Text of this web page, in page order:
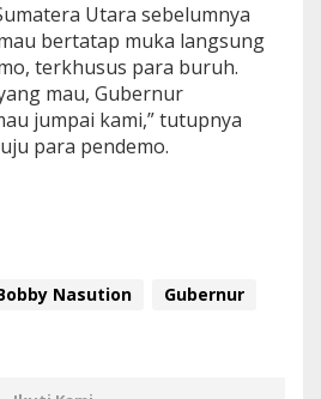
Utara sebelumnya
bertatap muka langsung
terkhusus para buruh.
mau, Gubernur
jumpai kami,” tutupnya
para pendemo.
Nasution
Gubernur